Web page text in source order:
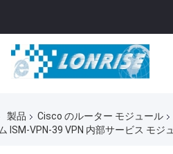
製品
Cisco のルーター モジュール
ISM-VPN-39 VPN 内部サービス モジ